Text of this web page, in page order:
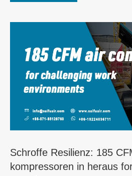
Schroffe Resilienz: 185
kompressoren in heraus